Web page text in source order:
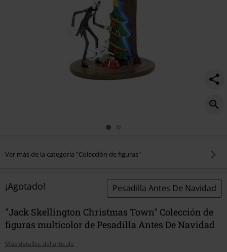
Ver más de la categoría "Colección de figuras"
¡Agotado! Pesadilla Antes De Navidad
"Jack Skellington Christmas Town" Colección de
figuras multicolor de Pesadilla Antes De Navidad
Más detalles del artículo